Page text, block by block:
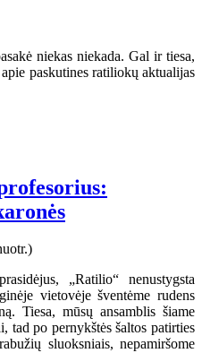
niekas niekada. Gal ir tiesa,
paskutines ratiliokų aktualijas
„Ratilio“ nenustygsta
vietovėje šventėme rudens
Tiesa, mūsų ansamblis šiame
tad po pernykštės šaltos patirties
sluoksniais, nepamiršome